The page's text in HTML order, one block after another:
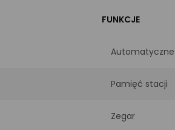
FUNKCJE
Pamięć stacji
Zegar